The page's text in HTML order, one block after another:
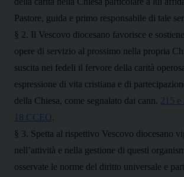
Pastore, guida e primo responsabile di tale
§ 2. Il Vescovo diocesano favorisce e
opere di servizio al prossimo nella propria
suscita nei fedeli il fervore della carità
espressione di vita cristiana e di
della Chiesa, come segnalato dai cann. 215 e
18 CCEO.
§ 3. Spetta al rispettivo Vescovo diocesano
nell’attività e nella gestione di questi
osservate le norme del diritto universale e